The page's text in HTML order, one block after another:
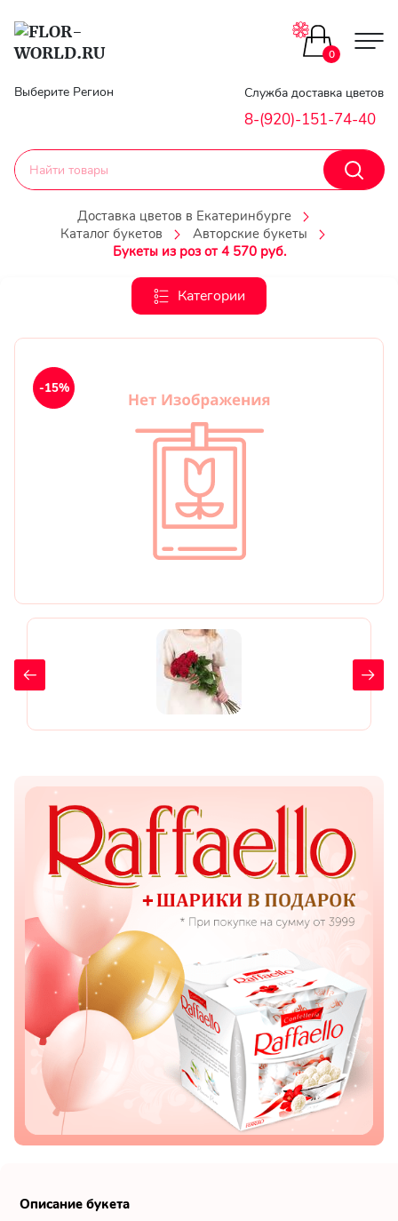
Главная
Гарантии
Доставка
Личный
Выберите Регион Служба доставка цветов
8-(920)-151-74-40
0
Доставка цветов в Екатеринбурге
Каталог букетов
Авторские букеты
Букеты из роз от 4 570 руб.
Категории
Цветы поштучно
Букеты до 2500
Каталог букетов
Корзины с цветами
Букеты из роз
Цветы дочери
Цветы подруге
Показать еще
Цветы
Подсолнухи
Лизиантусы
Хризантемы
Лилии
Орхидеи
Ромашки
-15%
Описание букета